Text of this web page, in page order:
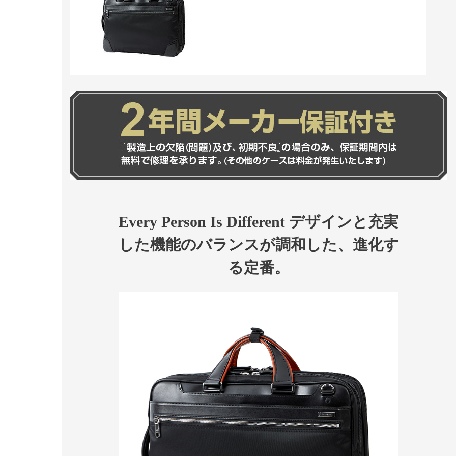
Every Person Is Different デザインと充実
した機能のバランスが調和した、進化す
る定番。